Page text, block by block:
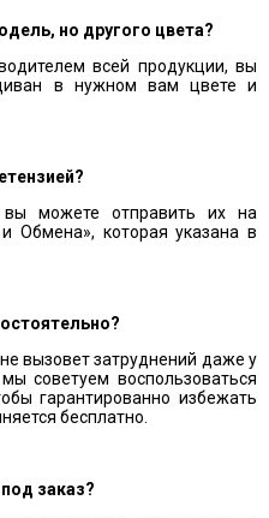
но другого цвета?
всей продукции, вы
в нужном вам цвете и
можете отправить их на
Обмена», которая указана в
вызовет затруднений даже у
советуем воспользоваться
гарантированно избежать
бесплатно.
заказ?